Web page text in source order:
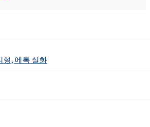
형, 에톡 실화